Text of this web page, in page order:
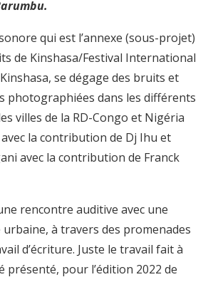
qui est l’annexe (sous-projet)
de Kinshasa/Festival International
se dégage des bruits et
photographiées dans les différents
villes de la RD-Congo et Nigéria
la contribution de Dj Ihu et
avec la contribution de Franck
rencontre auditive avec une
à travers des promenades
d’écriture. Juste le travail fait à
présenté, pour l’édition 2022 de